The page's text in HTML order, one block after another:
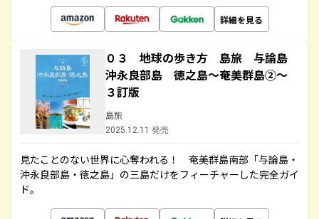
詳細を見る
０３ 地球の歩き方 島旅 与論島
沖永良部島 徳之島～奄美群島②～
３訂版
島旅
2025.12.11 発売
見たことのない世界に心奪われる！ 奄美群島南部「与論島・
沖永良部島・徳之島」の三島だけをフィーチャーした完全ガイ
ド。